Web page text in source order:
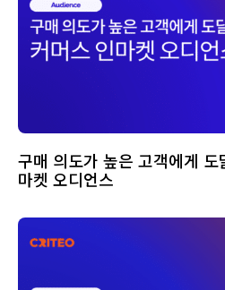
구매 의도가 높은 고객에게 도
마켓 오디언스